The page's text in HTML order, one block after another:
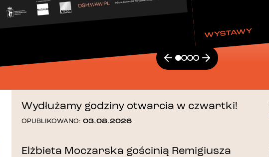
WYSTAWY
Wydłużamy godziny otwarcia w czwartki!
OPUBLIKOWANO: 03.08.2026
Elżbieta Moczarska gościnią Remigiusza